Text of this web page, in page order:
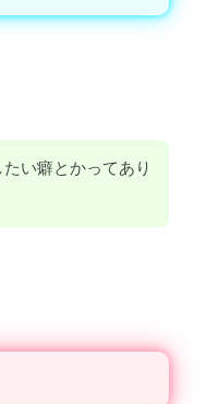
い癖とかってあり